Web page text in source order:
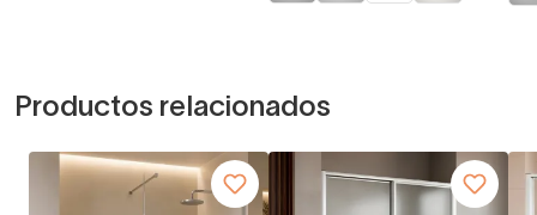
Productos relacionados